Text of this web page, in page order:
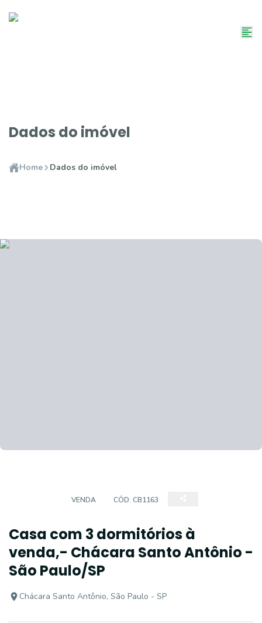
Dados do imóvel
Home Dados do imóvel
VENDA CÓD: CB1163
Casa com 3 dormitórios à
venda,- Chácara Santo Antônio -
São Paulo/SP
Chácara Santo Antônio, São Paulo - SP